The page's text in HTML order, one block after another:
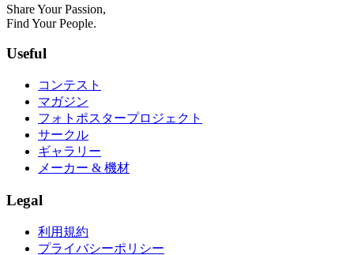
Share Your Passion,
Find Your People.
Useful
コンテスト
マガジン
フォトポスタープロジェクト
サークル
ギャラリー
メーカー & 機材
Legal
利用規約
プライバシーポリシー